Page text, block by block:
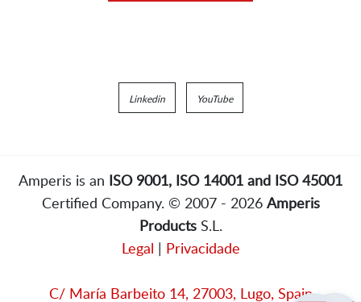
Linkedin YouTube
Amperis is an ISO 9001, ISO 14001 and ISO 45001
Certified Company. © 2007 - 2026 Amperis
ProductsS.L.
Legal | Privacidade
C/ María Barbeito 14, 27003, Lugo, Spain